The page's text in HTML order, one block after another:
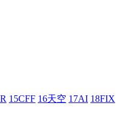
15CFF 16天空 17AI 18FIX